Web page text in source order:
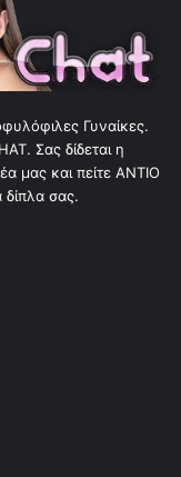
Γυναίκες.
Σας δίδεται η
μας και πείτε ΑΝΤΙΟ
δίπλα σας.